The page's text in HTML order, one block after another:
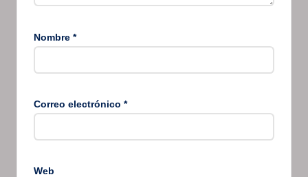
Nombre *
Correo electrónico *
Web